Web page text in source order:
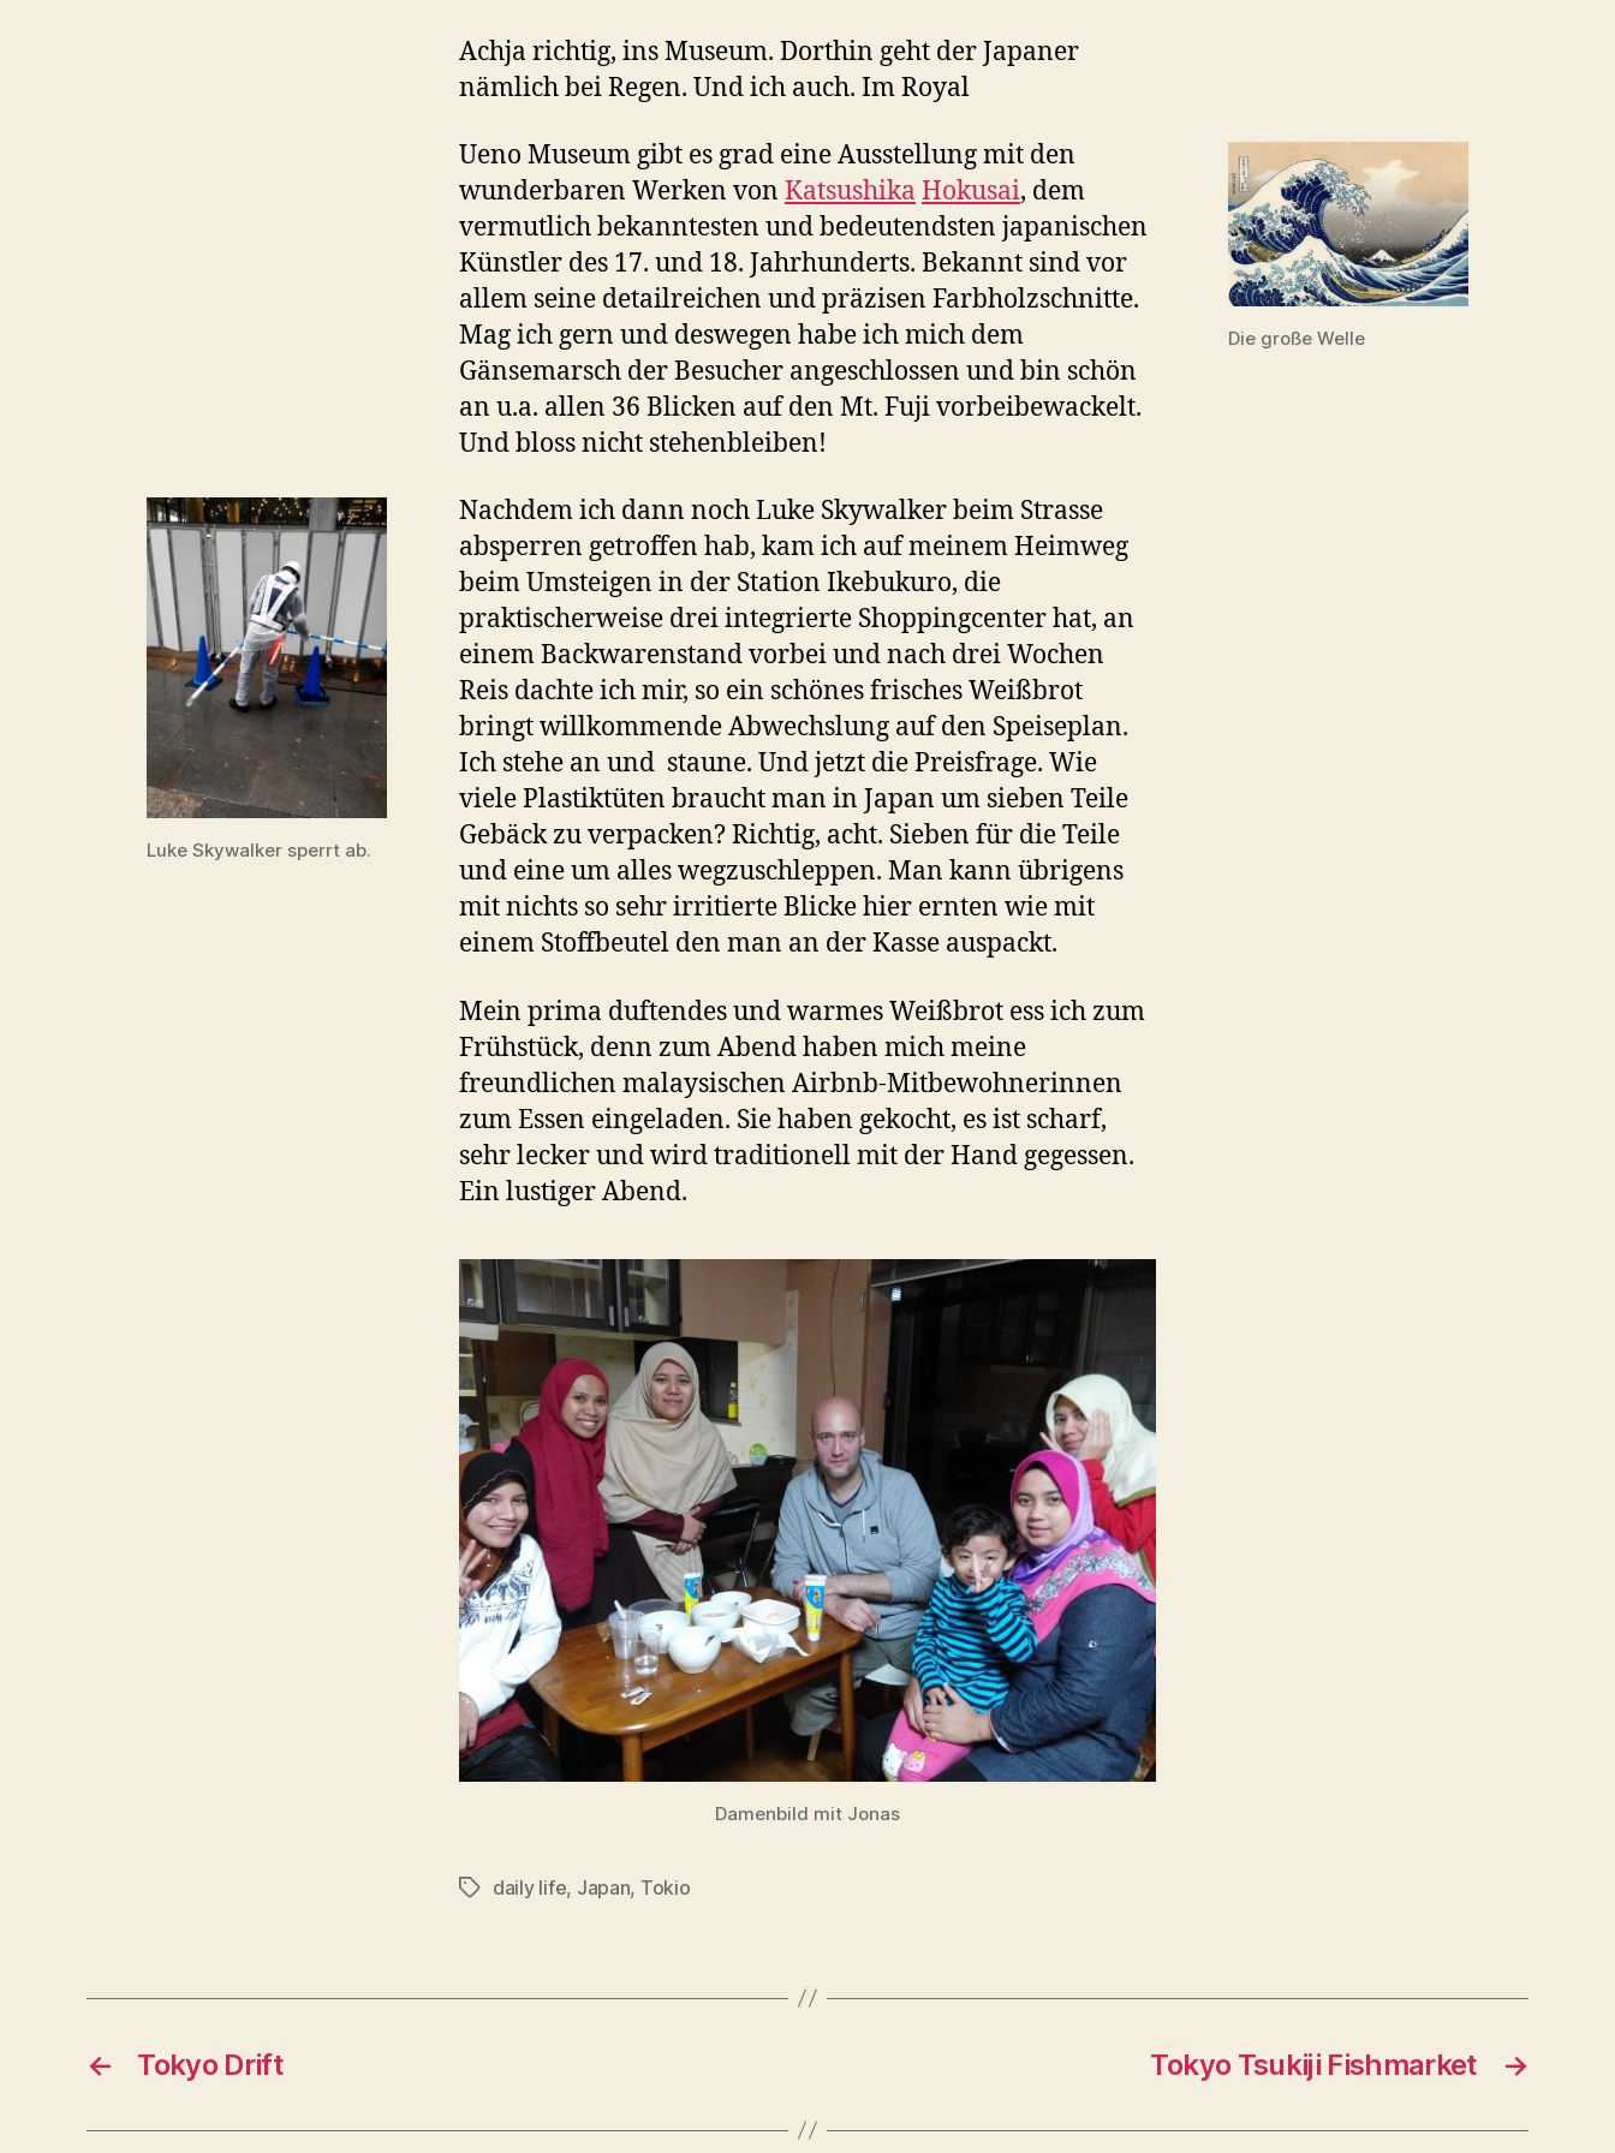
Achja richtig, ins Museum. Dorthin geht der Japaner
nämlich bei Regen. Und ich auch. Im Royal
Die große Welle
Ueno Museum gibt es grad eine Ausstellung mit den
wunderbaren Werken von Katsushika Hokusai, dem
vermutlich bekanntesten und bedeutendsten japanischen
Künstler des 17. und 18. Jahrhunderts. Bekannt sind vor
allem seine detailreichen und präzisen Farbholzschnitte.
Mag ich gern und deswegen habe ich mich dem
Gänsemarsch der Besucher angeschlossen und bin schön
an u.a. allen 36 Blicken auf den Mt. Fuji vorbeibewackelt.
Und bloss nicht stehenbleiben!
Luke Skywalker sperrt ab.
Nachdem ich dann noch Luke Skywalker beim Strasse
absperren getroffen hab, kam ich auf meinem Heimweg
beim Umsteigen in der Station Ikebukuro, die
praktischerweise drei integrierte Shoppingcenter hat, an
einem Backwarenstand vorbei und nach drei Wochen
Reis dachte ich mir, so ein schönes frisches Weißbrot
bringt willkommende Abwechslung auf den Speiseplan.
Ich stehe an und staune. Und jetzt die Preisfrage. Wie
viele Plastiktüten braucht man in Japan um sieben Teile
Gebäck zu verpacken? Richtig, acht. Sieben für die Teile
und eine um alles wegzuschleppen. Man kann übrigens
mit nichts so sehr irritierte Blicke hier ernten wie mit
einem Stoffbeutel den man an der Kasse auspackt.
Mein prima duftendes und warmes Weißbrot ess ich zum
Frühstück, denn zum Abend haben mich meine
freundlichen malaysischen Airbnb-Mitbewohnerinnen
zum Essen eingeladen. Sie haben gekocht, es ist scharf,
sehr lecker und wird traditionell mit der Hand gegessen.
Ein lustiger Abend.
Damenbild mit Jonas
Schlagwörter
daily life, Japan, Tokio
← Tokyo Drift →
Tokyo Tsukiji Fishmarket